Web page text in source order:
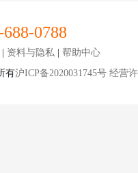
688-0788
| 资料与隐私 | 帮助中心
有沪ICP备2020031745号 经营